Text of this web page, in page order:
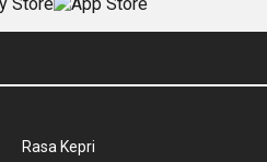
Rasa Kepri